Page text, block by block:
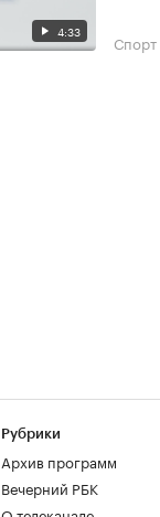
4:33 Спорт
Рубрики
Архив программ
Вечерний РБК